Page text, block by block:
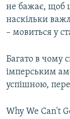
не бажає, щоб
наскільки
– мовиться у
Багато в чому
імперським
успішною,
Why We Can't